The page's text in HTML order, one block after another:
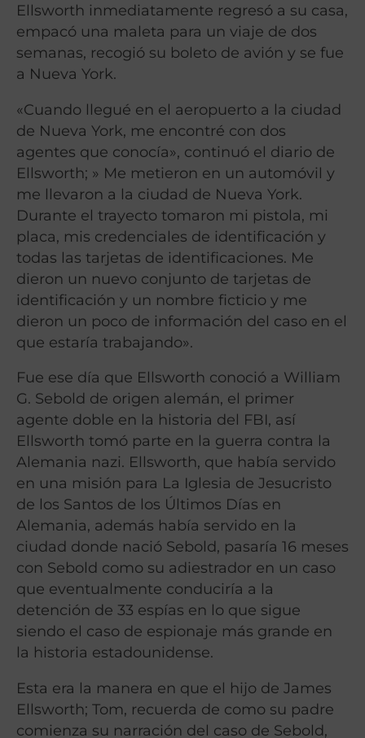
Ellsworth inmediatamente regresó a su casa,
empacó una maleta para un viaje de dos
semanas, recogió su boleto de avión y se fue
a Nueva York.
«Cuando llegué en el aeropuerto a la ciudad
de Nueva York, me encontré con dos
agentes que conocía», continuó el diario de
Ellsworth; » Me metieron en un automóvil y
me llevaron a la ciudad de Nueva York.
Durante el trayecto tomaron mi pistola, mi
placa, mis credenciales de identificación y
todas las tarjetas de identificaciones. Me
dieron un nuevo conjunto de tarjetas de
identificación y un nombre ficticio y me
dieron un poco de información del caso en el
que estaría trabajando».
Fue ese día que Ellsworth conoció a William
G. Sebold de origen alemán, el primer
agente doble en la historia del FBI, así
Ellsworth tomó parte en la guerra contra la
Alemania nazi. Ellsworth, que había servido
en una misión para La Iglesia de Jesucristo
de los Santos de los Últimos Días en
Alemania, además había servido en la
ciudad donde nació Sebold, pasaría 16 meses
con Sebold como su adiestrador en un caso
que eventualmente conduciría a la
detención de 33 espías en lo que sigue
siendo el caso de espionaje más grande en
la historia estadounidense.
Esta era la manera en que el hijo de James
Ellsworth; Tom, recuerda de como su padre
comienza su narración del caso de Sebold,